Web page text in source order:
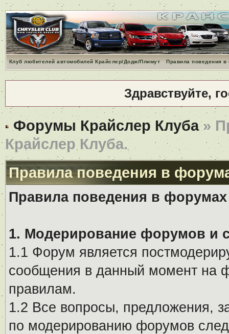
Клуб любителей автомобилей Крайслер/Додж/Плимут Правила поведения
Здравствуйте,
Форумы Крайслер Клуба»
Крайслер Клуба.
Правила поведения в
Правила поведения в
1. Модерирование форумов и
1.1 Форум является
сообщения в данный момент на
правилам.
1.2 Все вопросы, предложения,
по модерированию форумов